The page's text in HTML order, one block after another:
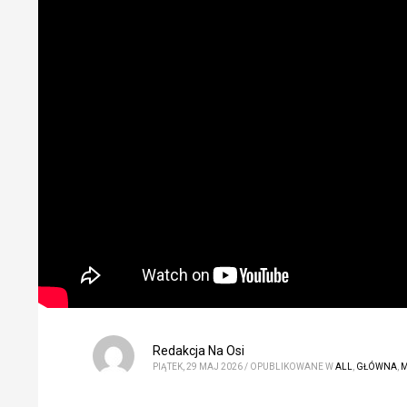
Redakcja Na Osi
PIĄTEK, 29 MAJ 2026 / OPUBLIKOWANE WALL GŁÓWNA